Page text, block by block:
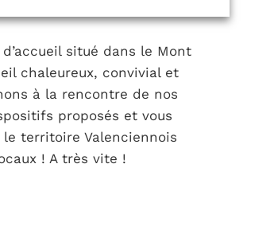
situé dans le Mont
chaleureux, convivial et
à la rencontre de nos
proposés et vous
territoire Valenciennois
! A très vite !